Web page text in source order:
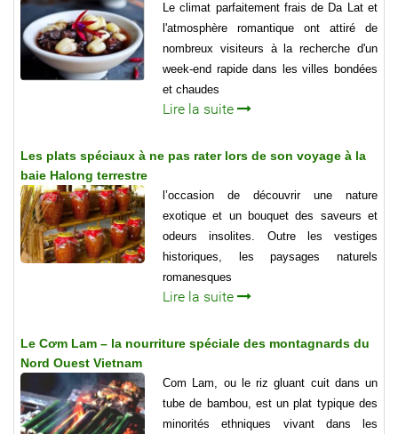
Le climat parfaitement frais de Da Lat et
l'atmosphère romantique ont attiré de
nombreux visiteurs à la recherche d'un
week-end rapide dans les villes bondées
et chaudes
Lire la suite
Les plats spéciaux à ne pas rater lors de son voyage à la
baie Halong terrestre
l’occasion de découvrir une nature
exotique et un bouquet des saveurs et
odeurs insolites. Outre les vestiges
historiques, les paysages naturels
romanesques
Lire la suite
Le Cơm Lam – la nourriture spéciale des montagnards du
Nord Ouest Vietnam
Com Lam, ou le riz gluant cuit dans un
tube de bambou, est un plat typique des
minorités ethniques vivant dans les